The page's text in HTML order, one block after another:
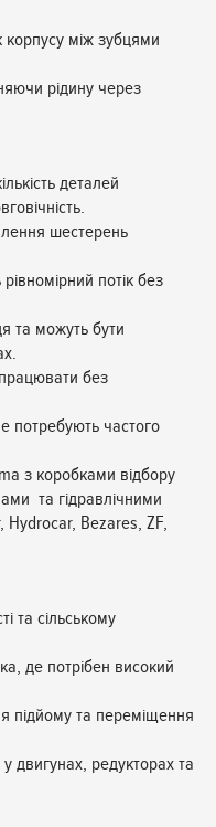
корпусу між зубцями
рідину через
деталей
шестерень
потік без
та можуть бути
без
потребують частого
з коробками відбору
та гідравлічними
Bezares, ZF,
та сільському
де потрібен високий
підйому та переміщення
двигунах, редукторах та